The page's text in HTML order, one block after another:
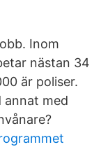
Inom
nästan 34
är poliser.
annat med